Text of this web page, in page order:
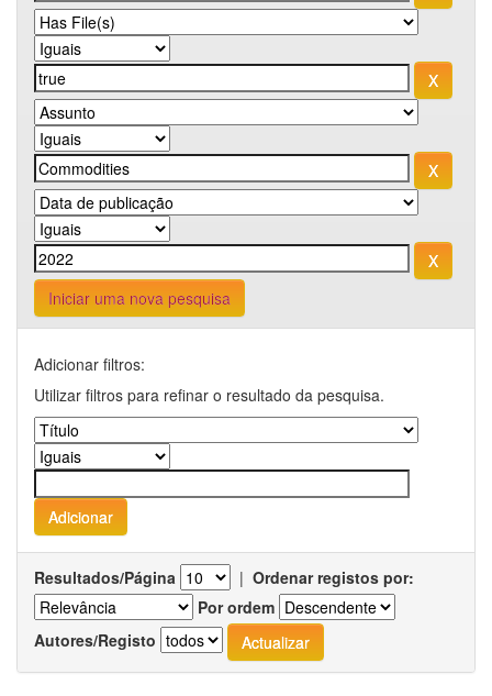
Iniciar uma nova pesquisa
Adicionar filtros:
Utilizar filtros para refinar o resultado da pesquisa.
Resultados/Página | Ordenar registos por:
Por ordem
Autores/Registo